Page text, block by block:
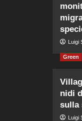
Luigi
Green
nidi
sulla
Luigi